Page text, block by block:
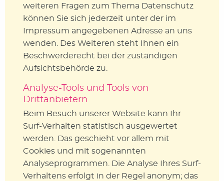
weiteren Fragen zum Thema Datenschutz
können Sie sich jederzeit unter der im
Impressum angegebenen Adresse an uns
wenden. Des Weiteren steht Ihnen ein
Beschwerderecht bei der zuständigen
Aufsichtsbehörde zu.
Analyse-Tools und Tools von
Drittanbietern
Beim Besuch unserer Website kann Ihr
Surf-Verhalten statistisch ausgewertet
werden. Das geschieht vor allem mit
Cookies und mit sogenannten
Analyseprogrammen. Die Analyse Ihres Surf-
Verhaltens erfolgt in der Regel anonym; das